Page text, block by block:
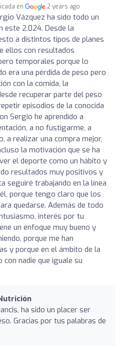
en 2 years ago
Vázquez ha sido todo un
este 2.024. Desde la
a distintos tipos de planes
ellos con resultados
temporales porque lo
era una pérdida de peso pero
con la comida, la
recuperar parte del peso
episodios de la conocida
Sergio he aprendido a
a no fustigarme, a
a realizar una compra mejor,
la motivación que se ha
el deporte como un hábito y
resultados muy positivos y
seguiré trabajando en la línea
porque tengo claro que los
quedarse. Además de todo
interés por tu
un enfoque muy bueno y
porque me han
y porque en el ámbito de la
nadie que iguale su
ha sido un placer ser
Gracias por tus palabras de